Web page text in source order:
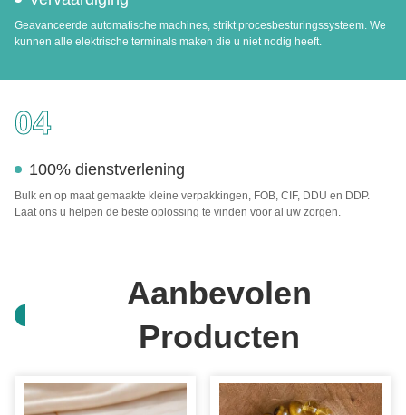
Geavanceerde automatische machines, strikt procesbesturingssysteem. We
kunnen alle elektrische terminals maken die u niet nodig heeft.
04
100% dienstverlening
Bulk en op maat gemaakte kleine verpakkingen, FOB, CIF, DDU en DDP.
Laat ons u helpen de beste oplossing te vinden voor al uw zorgen.
Aanbevolen
Producten